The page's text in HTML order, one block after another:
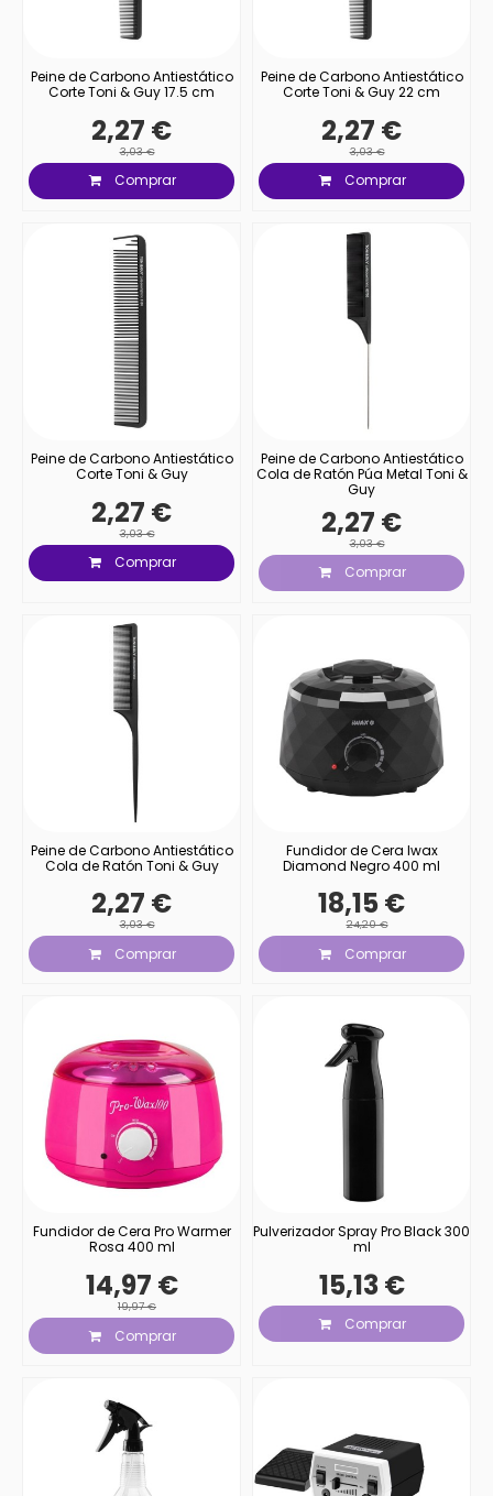
Peine de Carbono Antiestático
Corte Toni & Guy 17.5 cm
2,27 €
3,03 €
Comprar
Peine de Carbono Antiestático
Corte Toni & Guy 22 cm
2,27 €
3,03 €
Comprar
Peine de Carbono Antiestático
Corte Toni & Guy
2,27 €
3,03 €
Comprar
Peine de Carbono Antiestático
Cola de Ratón Púa Metal Toni &
Guy
2,27 €
3,03 €
Comprar
Peine de Carbono Antiestático
Cola de Ratón Toni & Guy
2,27 €
3,03 €
Comprar
Fundidor de Cera Iwax
Diamond Negro 400 ml
18,15 €
24,20 €
Comprar
Fundidor de Cera Pro Warmer
Rosa 400 ml
14,97 €
19,97 €
Comprar
Pulverizador Spray Pro Black 300
ml
15,13 €
Comprar